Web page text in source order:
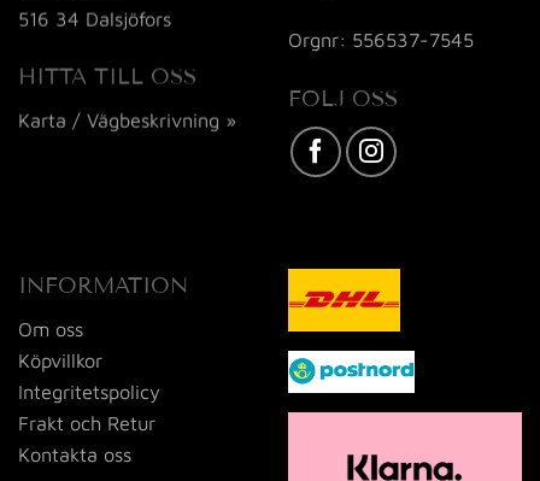
516 34 Dalsjöfors
HITTA TILL OSS
Karta / Vägbeskrivning »
Orgnr: 556537-7545
FÖLJ OSS
INFORMATION
Om oss
Köpvillkor
Integritetspolicy
Frakt och Retur
Kontakta oss